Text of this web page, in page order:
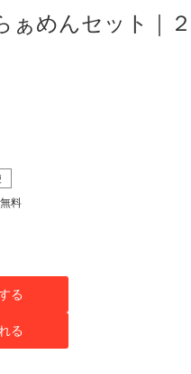
ぁめんセット｜
料
る
る